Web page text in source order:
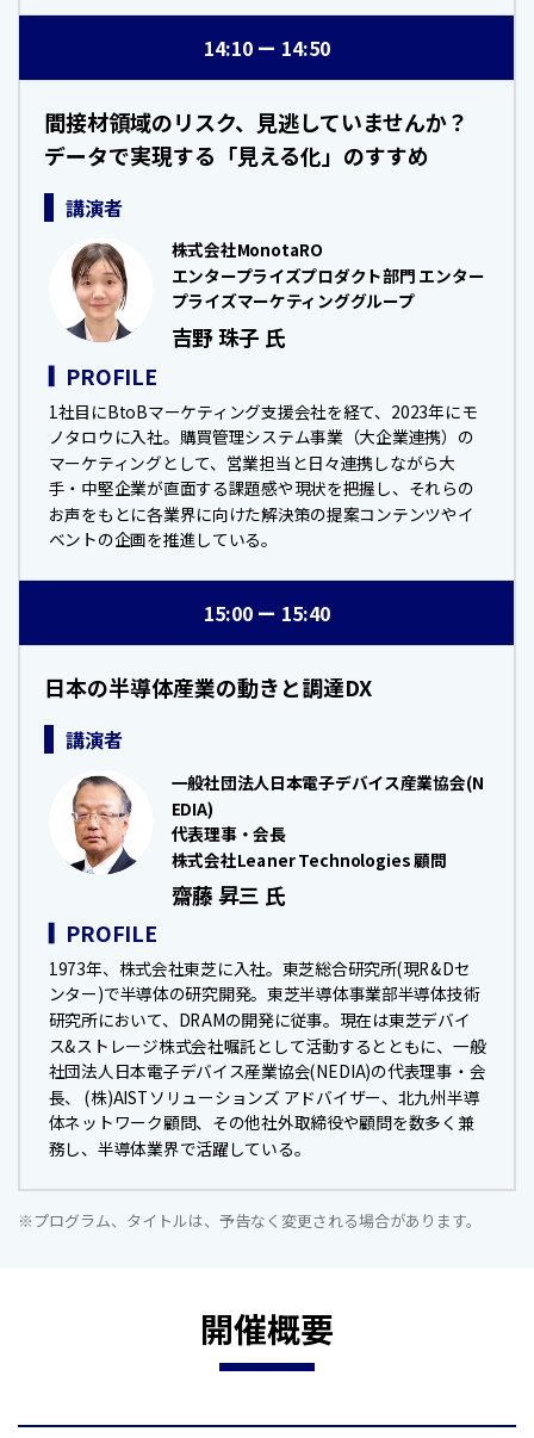
14:10 14:50
間接材領域のリスク、見逃していませんか？
データで実現する「見える化」のすすめ
講演者
株式会社MonotaRO
エンタープライズプロダクト部門 エンター
プライズマーケティンググループ
吉野 珠子 氏
PROFILE
1社目にBtoBマーケティング支援会社を経て、2023年にモ
ノタロウに入社。購買管理システム事業（大企業連携）の
マーケティングとして、営業担当と日々連携しながら大
手・中堅企業が直面する課題感や現状を把握し、それらの
お声をもとに各業界に向けた解決策の提案コンテンツやイ
ベントの企画を推進している。
15:00 15:40
日本の半導体産業の動きと調達DX
講演者
一般社団法人日本電子デバイス産業協会(N
EDIA)
代表理事・会長
株式会社Leaner Technologies 顧問
齋藤 昇三 氏
PROFILE
1973年、株式会社東芝に入社。東芝総合研究所(現R&Dセ
ンター)で半導体の研究開発。東芝半導体事業部半導体技術
研究所において、DRAMの開発に従事。現在は東芝デバイ
ス&ストレージ株式会社嘱託として活動するとともに、一般
社団法人日本電子デバイス産業協会(NEDIA)の代表理事・会
長、 (株)AISTソリューションズ アドバイザー、北九州半導
体ネットワーク顧問、その他社外取締役や顧問を数多く兼
務し、半導体業界で活躍している。
※プログラム、タイトルは、予告なく変更される場合があります。
開催概要